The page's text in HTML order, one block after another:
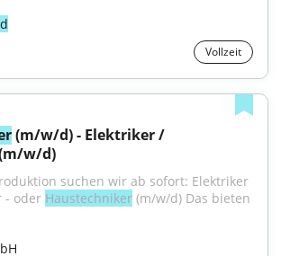
Vollzeit
(m/w/d) - Elektriker /
w/d)
suchen wir ab sofort: Elektriker
- oder Haustechniker (m/w/d) Das bieten